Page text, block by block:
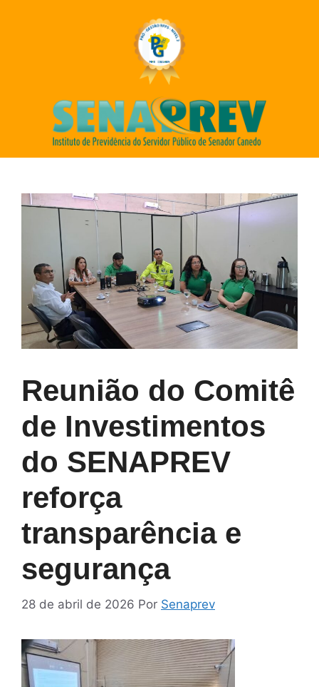
Reunião do Comitê
de Investimentos
do SENAPREV
reforça
transparência e
segurança
28 de abril de 2026 Por Senaprev